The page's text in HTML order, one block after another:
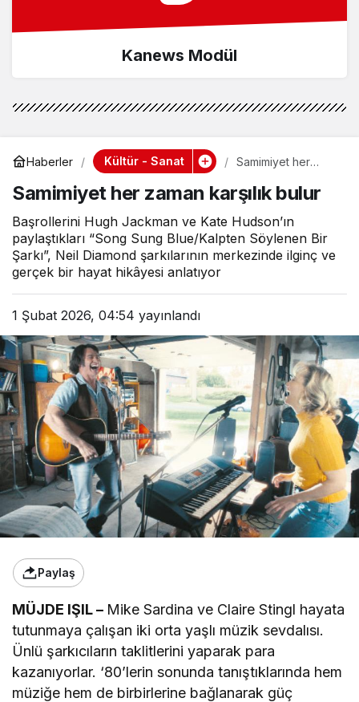
Kanews Modül
Haberler Kültür - Sanat
Samimiyet her
bulur
Samimiyet her zaman karşılık bulur
Başrollerini Hugh Jackman ve Kate Hudson’ın
paylaştıkları “Song Sung Blue/Kalpten Söylenen Bir
Şarkı”, Neil Diamond şarkılarının merkezinde ilginç ve
gerçek bir hayat hikâyesi anlatıyor
1 Şubat 2026, 04:54 yayınlandı
Paylaş
MÜJDE IŞIL – Mike Sardina ve Claire Stingl hayata
tutunmaya çalışan iki orta yaşlı müzik sevdalısı.
Ünlü şarkıcıların taklitlerini yaparak para
kazanıyorlar. ‘80’lerin sonunda tanıştıklarında hem
müziğe hem de birbirlerine bağlanarak güç